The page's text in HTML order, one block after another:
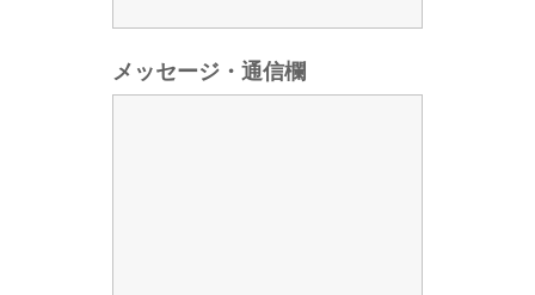
メッセージ・通信欄